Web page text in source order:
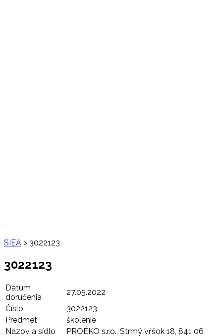
SIEA > 3022123
3022123
Dátum
doručenia
27.05.2022
Číslo
3022123
Predmet
školenie
Názov a sídlo
PROEKO s.r.o., Strmý vŕšok 18, 841 06